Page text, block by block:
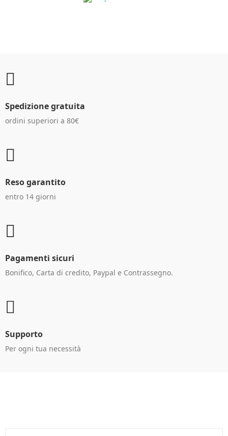
Spedizione gratuita
ordini superiori a 80€
Reso garantito
entro 14 giorni
Pagamenti sicuri
Bonifico, Carta di credito, Paypal e Contrassegno.
Supporto
Per ogni tua necessità